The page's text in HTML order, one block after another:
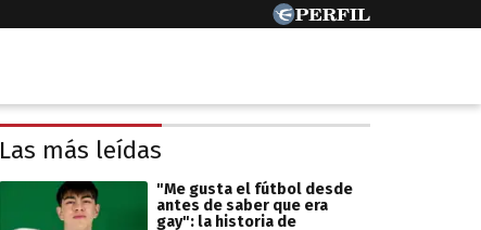
Las más leídas
"Me gusta el fútbol desde
antes de saber que era
gay": la historia de